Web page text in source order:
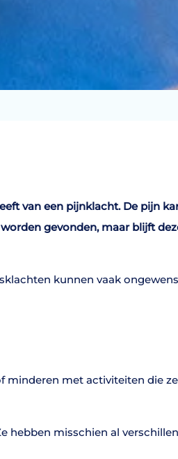
van een pijnklacht. De pijn
gevonden, maar blijft
kunnen vaak
met activiteiten die ze
hebben misschien al